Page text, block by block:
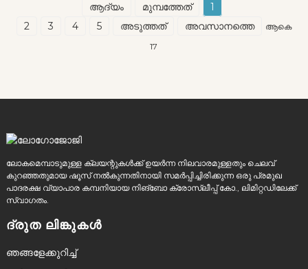
ആദ്യം മുമ്പത്തേത്
1
2
3 4 5 അടുത്തത് അവസാനത്തെ
ആകെ
17
ലോകമെമ്പാടുമുള്ള ക്ലയന്റുകൾക്ക് ഉയർന്ന നിലവാരമുള്ളതും ചെലവ്
കുറഞ്ഞതുമായ ഷൂസ് നൽകുന്നതിനായി സമർപ്പിച്ചിരിക്കുന്ന ഒരു പ്രമുഖ
പാദരക്ഷ വ്യാപാര കമ്പനിയായ നിങ്‌ബോ ക്രോസ്ലീപ്പ് കോ., ലിമിറ്റഡിലേക്ക്
സ്വാഗതം.
ദ്രുത ലിങ്കുകൾ
ഞങ്ങളേക്കുറിച്ച്